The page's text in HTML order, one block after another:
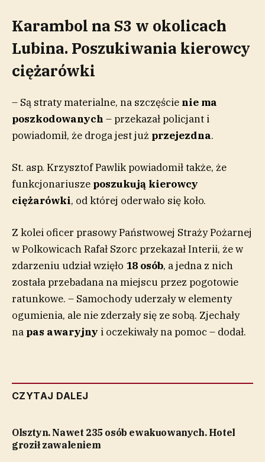
Karambol na S3 w okolicach
Lubina. Poszukiwania kierowcy
ciężarówki
– Są straty materialne, na szczęście nie ma
poszkodowanych – przekazał policjant i
powiadomił, że droga jest już przejezdna.
St. asp. Krzysztof Pawlik powiadomił także, że
funkcjonariusze poszukują kierowcy
ciężarówki, od której oderwało się koło.
Z kolei oficer prasowy Państwowej Straży Pożarnej
w Polkowicach Rafał Szorc przekazał Interii, że w
zdarzeniu udział wzięło 18 osób, a jedna z nich
została przebadana na miejscu przez pogotowie
ratunkowe. – Samochody uderzały w elementy
ogumienia, ale nie zderzały się ze sobą. Zjechały
na pas awaryjny i oczekiwały na pomoc – dodał.
CZYTAJ DALEJ
Olsztyn. Nawet 235 osób ewakuowanych. Hotel
groził zawaleniem